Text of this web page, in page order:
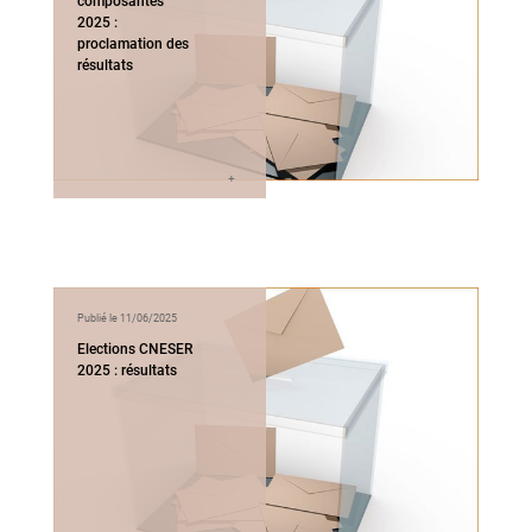
2025 :
proclamation des
résultats
Publié le 11/06/2025
Elections CNESER
2025 : résultats